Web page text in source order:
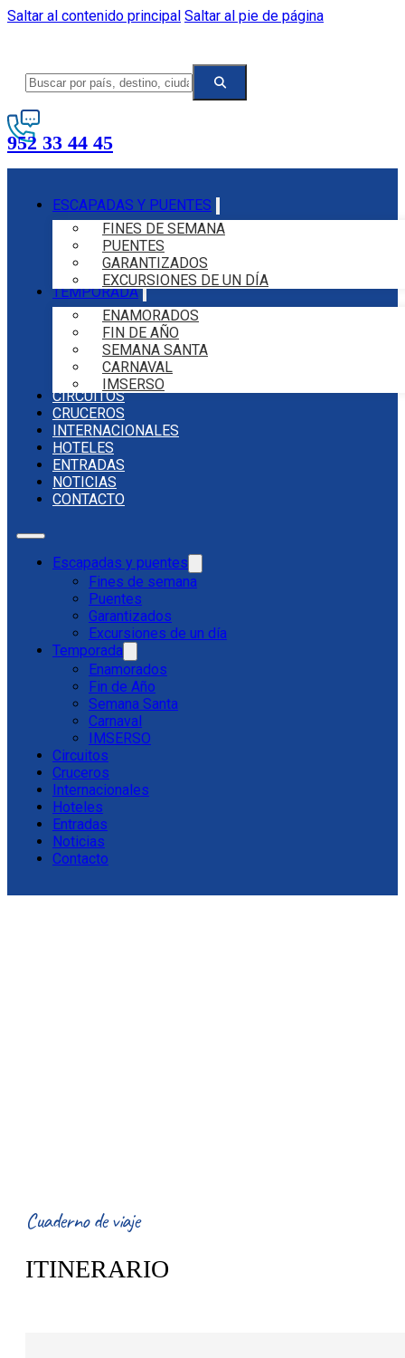
Saltar al contenido principal Saltar al pie de página
952 33 44 45
ESCAPADAS Y PUENTES
FINES DE SEMANA
PUENTES
GARANTIZADOS
EXCURSIONES DE UN DÍA
TEMPORADA
ENAMORADOS
FIN DE AÑO
SEMANA SANTA
CARNAVAL
IMSERSO
CIRCUITOS
CRUCEROS
INTERNACIONALES
HOTELES
ENTRADAS
NOTICIAS
CONTACTO
Escapadas y puentes
Fines de semana
Puentes
Garantizados
Excursiones de un día
Temporada
Enamorados
Fin de Año
Semana Santa
Carnaval
IMSERSO
Circuitos
Cruceros
Internacionales
Hoteles
Entradas
Noticias
Contacto
Cuaderno de viaje
ITINERARIO